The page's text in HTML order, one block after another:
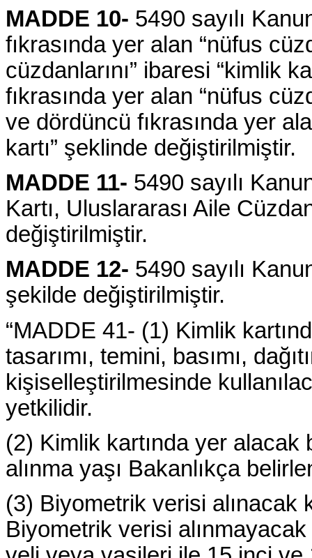
MADDE 10- 5490 sayılı
fıkrasında yer alan “nüfus
cüzdanlarını” ibaresi “kimlik
fıkrasında yer alan “nüfus
ve dördüncü fıkrasında yer
kartı” şeklinde değiştirilmiştir.
MADDE 11- 5490 sayılı
Kartı, Uluslararası Aile
değiştirilmiştir.
MADDE 12- 5490 sayılı
şekilde değiştirilmiştir.
“MADDE 41- (1) Kimlik
tasarımı, temini, basımı,
kişiselleştirilmesinde
yetkilidir.
(2) Kimlik kartında yer
alınma yaşı Bakanlıkça
(3) Biyometrik verisi alınacak
Biyometrik verisi